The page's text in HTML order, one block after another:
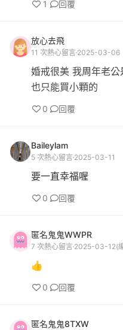
1 回覆
放心去飛
11 次熱心留言 2025-03-06
婚戒很美 我周年老
也只能買小顆的
0 回覆
Baileylam
5 次熱心留言 2025-03-11
要一直幸福喔
0 回覆
匿名鬼鬼WWPR
7 次熱心留言 2025-03-12(
👍
0 回覆
匿名鬼鬼8TXW